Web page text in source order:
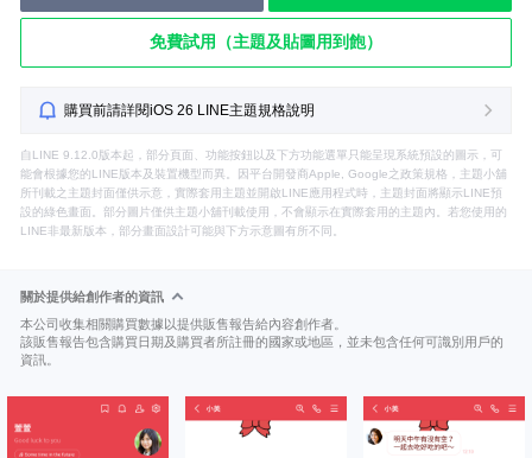
免費試用（主題及貼圖用到飽）
購買前請詳閱iOS 26 LINE主題規格說明
自LINE 9.12.0版本起，部分頁面、功能按鈕以及下方功能選單只能呈現系統預設的圖示，可
能會根據您的LINE版本及裝置機型而異。因平台開發商Apple, Google之政策規格，主題小舖
所刊載之主題封面僅供示意，實際套用主題並開啟LINE應用程式時，主題封面將顯示LINE預
設的綠色畫面。部分圖片僅供主題小舖刊載使用，不會顯示在實際套用的主題內。若您使用的
LINE非最新版本，部分畫面設計可能與下方示意圖有所不同。
關於提供給創作者的資訊
本公司收集相關購買數據以提供販售報告給內容創作者。
該販售報告包含購買日期及購買者所註冊的國家或地區，並未包含任何可識別用戶的
資訊。